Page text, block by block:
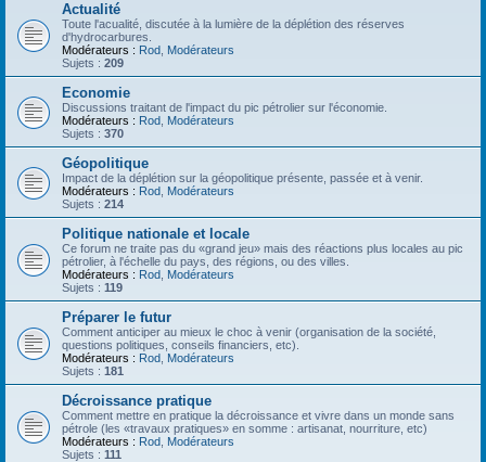
Actualité
Toute l'acualité, discutée à la lumière de la déplétion des réserves
d'hydrocarbures.
Modérateurs : Rod Modérateurs
Sujets : 209
Economie
Discussions traitant de l'impact du pic pétrolier sur l'économie.
Modérateurs : Rod Modérateurs
Sujets : 370
Géopolitique
Impact de la déplétion sur la géopolitique présente, passée et à venir.
Modérateurs : Rod Modérateurs
Sujets : 214
Politique nationale et locale
Ce forum ne traite pas du «grand jeu» mais des réactions plus locales au pic
pétrolier, à l'échelle du pays, des régions, ou des villes.
Modérateurs : Rod Modérateurs
Sujets : 119
Préparer le futur
Comment anticiper au mieux le choc à venir (organisation de la société,
questions politiques, conseils financiers, etc).
Modérateurs : Rod Modérateurs
Sujets : 181
Décroissance pratique
Comment mettre en pratique la décroissance et vivre dans un monde sans
pétrole (les «travaux pratiques» en somme : artisanat, nourriture, etc)
Modérateurs : Rod Modérateurs
Sujets : 111